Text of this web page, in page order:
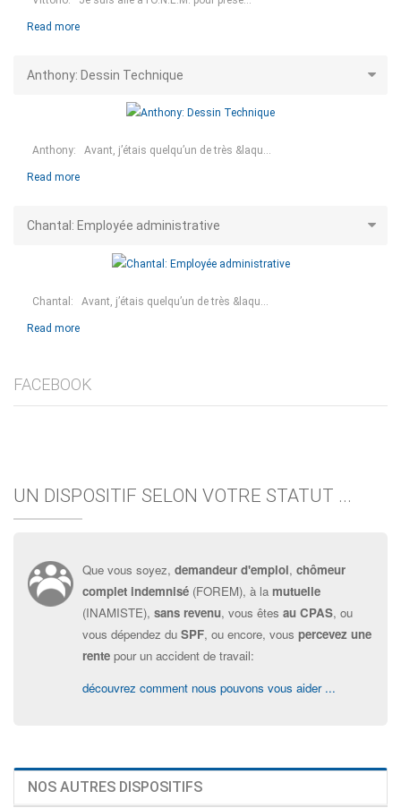
Read more
Anthony: Dessin Technique
Anthony: Avant, j’étais quelqu’un de très &laqu...
Read more
Chantal: Employée administrative
Chantal: Avant, j’étais quelqu’un de très &laqu...
Read more
FACEBOOK
UN DISPOSITIF SELON VOTRE STATUT ...
Que vous soyez, demandeur d'emploi, chômeur
complet indemnisé (FOREM), à la mutuelle
(INAMISTE), sans revenu, vous êtes au CPAS, ou
vous dépendez du SPF, ou encore, vous percevez une
rente pour un accident de travail:
découvrez comment nous pouvons vous aider ...
NOS AUTRES DISPOSITIFS